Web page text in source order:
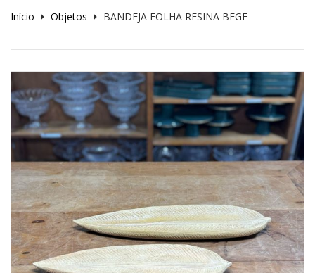
Lembrar-me
Lost Password
Cadastrar Conta
Início Objetos BANDEJA FOLHA RESINA BEGE